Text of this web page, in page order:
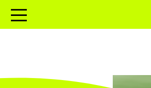
Open menu